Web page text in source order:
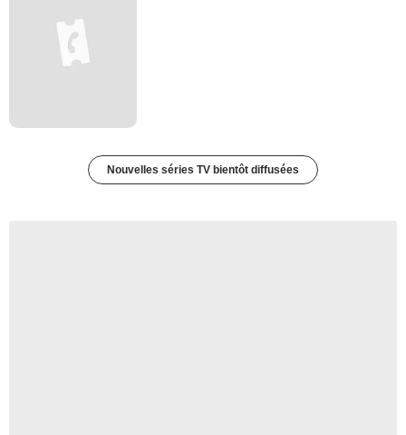
Nouvelles séries TV bientôt diffusées